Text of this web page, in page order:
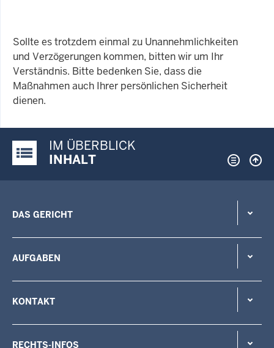
Sollte es trotzdem einmal zu Unannehmlichkeiten
und Verzögerungen kommen, bitten wir um Ihr
Verständnis. Bitte bedenken Sie, dass die
Maßnahmen auch Ihrer persönlichen Sicherheit
dienen.
Justiz-Portal im Überblick:
IM ÜBERBLICK
INHALT
DAS GERICHT
AUFGABEN
KONTAKT
RECHTS-INFOS